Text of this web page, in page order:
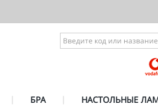
БРА НАСТОЛЬНЫЕ